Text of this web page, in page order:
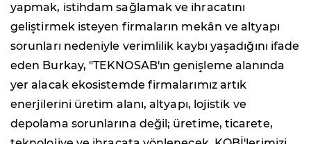
yapmak, istihdam sağlamak ve ihracatını
geliştirmek isteyen firmaların mekân ve altyapı
sorunları nedeniyle verimlilik kaybı yaşadığını ifade
eden Burkay, "TEKNOSAB'ın genişleme alanında
yer alacak ekosistemde firmalarımız artık
enerjilerini üretim alanı, altyapı, lojistik ve
depolama sorunlarına değil; üretime, ticarete,